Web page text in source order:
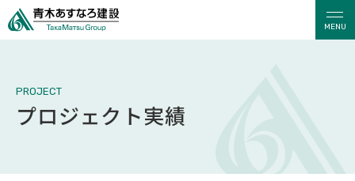
MENU
PROJECT
プロジェクト実績